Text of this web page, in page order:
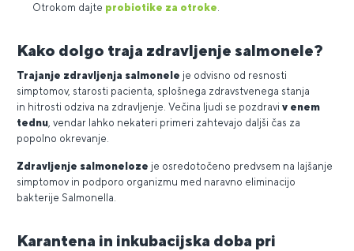
Otrokom dajte probiotike za otroke.
Kako dolgo traja zdravljenje salmonele?
Trajanje zdravljenja salmonele je odvisno od resnosti
simptomov, starosti pacienta, splošnega zdravstvenega stanja
in hitrosti odziva na zdravljenje. Večina ljudi se pozdravi v enem
tednu, vendar lahko nekateri primeri zahtevajo daljši čas za
popolno okrevanje.
Zdravljenje salmoneloze je osredotočeno predvsem na lajšanje
simptomov in podporo organizmu med naravno eliminacijo
bakterije Salmonella.
Karantena in inkubacijska doba pri